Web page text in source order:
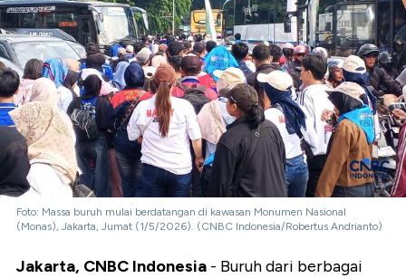
Foto: Massa buruh mulai berdatangan di kawasan Monumen Nasional
(Monas), Jakarta, Jumat (1/5/2026). (CNBC Indonesia/Robertus Andrianto)
Jakarta, CNBC Indonesia - Buruh dari berbagai